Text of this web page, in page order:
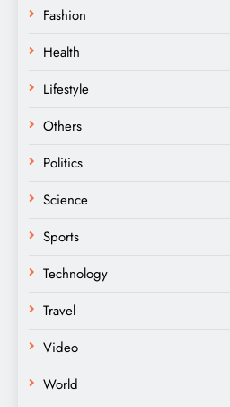
Fashion
Health
Lifestyle
Others
Politics
Science
Sports
Technology
Travel
Video
World